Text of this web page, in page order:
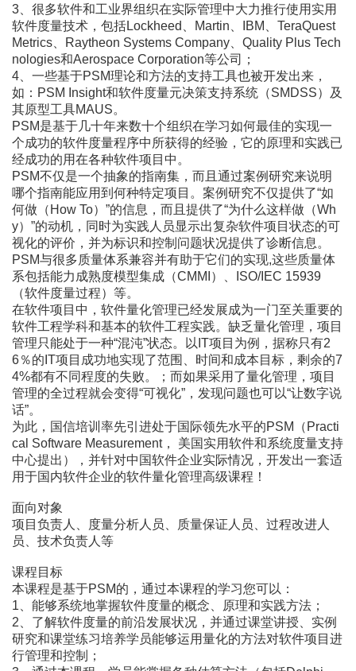
3、很多软件和工业界组织在实际管理中大力推行使用实用
软件度量技术，包括Lockheed、Martin、IBM、TeraQuest
Metrics、Raytheon Systems Company、Quality Plus Tech
nologies和Aerospace Corporation等公司；
4、一些基于PSM理论和方法的支持工具也被开发出来，
如：PSM Insight和软件度量元决策支持系统（SMDSS）及
其原型工具MAUS。
PSM是基于几十年来数十个组织在学习如何最佳的实现一
个成功的软件度量程序中所获得的经验，它的原理和实践已
经成功的用在各种软件项目中。
PSM不仅是一个抽象的指南集，而且通过案例研究来说明
哪个指南能应用到何种特定项目。案例研究不仅提供了“如
何做（How To）”的信息，而且提供了“为什么这样做（Wh
y）”的动机，同时为实践人员显示出复杂软件项目状态的可
视化的评价，并为标识和控制问题状况提供了诊断信息。
PSM与很多质量体系兼容并有助于它们的实现,这些质量体
系包括能力成熟度模型集成（CMMI）、ISO/IEC 15939
（软件度量过程）等。
在软件项目中，软件量化管理已经发展成为一门至关重要的
软件工程学科和基本的软件工程实践。缺乏量化管理，项目
管理只能处于一种“混沌”状态。以IT项目为例，据称只有2
6％的IT项目成功地实现了范围、时间和成本目标，剩余的7
4%都有不同程度的失败。；而如果采用了量化管理，项目
管理的全过程就会变得“可视化”，发现问题也可以“让数字说
话”。
为此，国信培训率先引进处于国际领先水平的PSM（Practi
cal Software Measurement， 美国实用软件和系统度量支持
中心提出），并针对中国软件企业实际情况，开发出一套适
用于国内软件企业的软件量化管理高级课程！
面向对象
项目负责人、度量分析人员、质量保证人员、过程改进人
员、技术负责人等
课程目标
本课程是基于PSM的，通过本课程的学习您可以：
1、能够系统地掌握软件度量的概念、原理和实践方法；
2、了解软件度量的前沿发展状况，并通过课堂讲授、实例
研究和课堂练习培养学员能够运用量化的方法对软件项目进
行管理和控制；